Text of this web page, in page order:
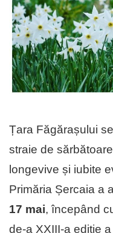
Țara Făgărașului
straie de
longevive și iubite
Primăria Șercaia a
17 mai, începând
de-a XXIII-a ediție a